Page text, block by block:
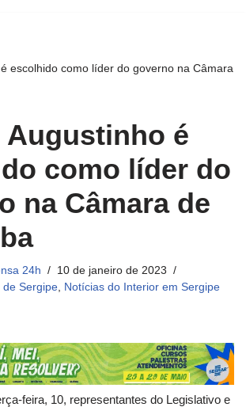
escolhido como líder do governo na Câmara
Augustinho é
como líder do
na Câmara de
24h
10 de janeiro de 2023
de Sergipe, Notícias do Interior em Sergipe
feira, 10, representantes do Legislativo e